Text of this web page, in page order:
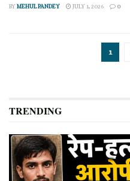
BYMEHUL PANDEY JULY 1, 2026 0
1
TRENDING